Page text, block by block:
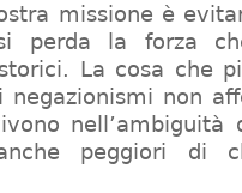
missione è
perda la forza
La cosa che
non
nell’ambiguità
peggiori di